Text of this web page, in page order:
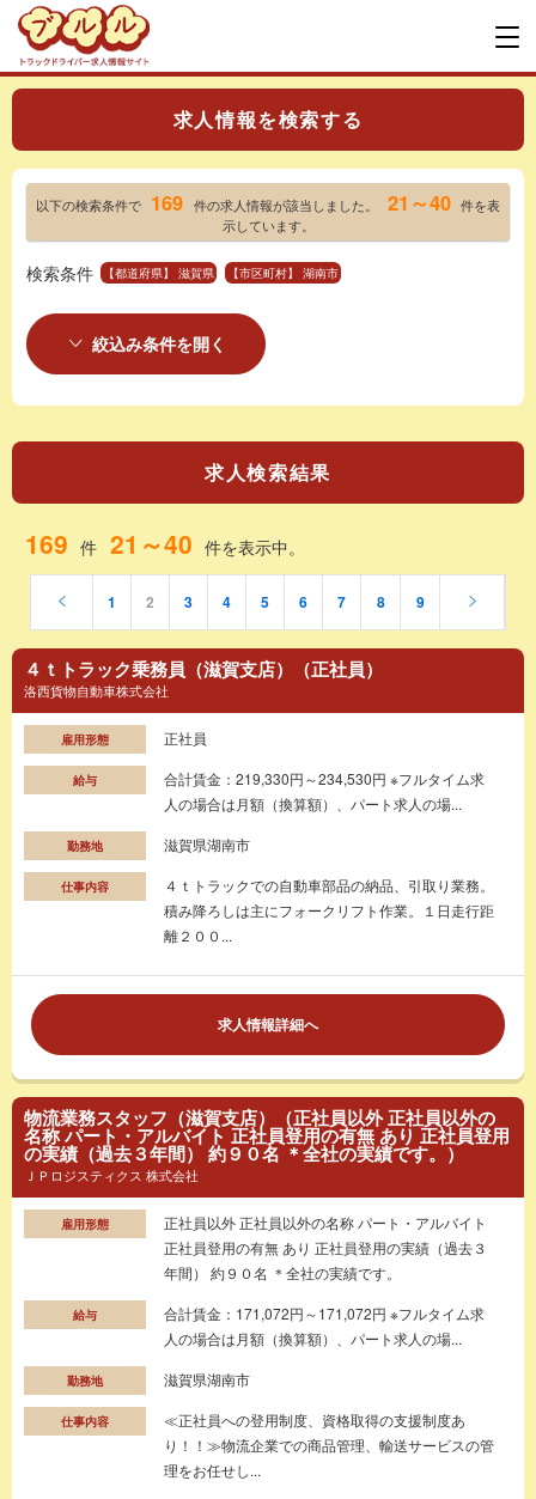
求人情報を検索する
以下の検索条件で 169 件の求人情報が該当しました。 21～40 件を表
示しています。
検索条件 【都道府県】 滋賀県 【市区町村】 湖南市
絞込み条件を開く
求人検索結果
169 件 21～40 件を表示中。
1 2 3 4 5 6 7 8 9
４ｔトラック乗務員（滋賀支店）（正社員）
洛西貨物自動車株式会社
雇用形態 正社員
給与
合計賃金：219,330円～234,530円 ※フルタイム求
人の場合は月額（換算額）、パート求人の場...
勤務地 滋賀県湖南市
仕事内容
４ｔトラックでの自動車部品の納品、引取り業務。
積み降ろしは主にフォークリフト作業。１日走行距
離２００...
求人情報詳細へ
物流業務スタッフ（滋賀支店）（正社員以外 正社員以外の
名称 パート・アルバイト 正社員登用の有無 あり 正社員登用
の実績（過去３年間） 約９０名 ＊全社の実績です。）
ＪＰロジスティクス 株式会社
雇用形態
正社員以外 正社員以外の名称 パート・アルバイト
正社員登用の有無 あり 正社員登用の実績（過去３
年間） 約９０名 ＊全社の実績です。
給与
合計賃金：171,072円～171,072円 ※フルタイム求
人の場合は月額（換算額）、パート求人の場...
勤務地 滋賀県湖南市
仕事内容
≪正社員への登用制度、資格取得の支援制度あ
り！！≫物流企業での商品管理、輸送サービスの管
理をお任せし...